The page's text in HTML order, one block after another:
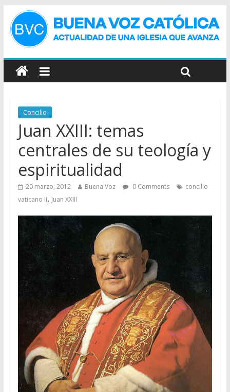
Concilio
Juan XXIII: temas
centrales de su teología y
espiritualidad
20 marzo, 2012 Buena Voz 0 Comments
concilio
vaticano II, Juan XXIII